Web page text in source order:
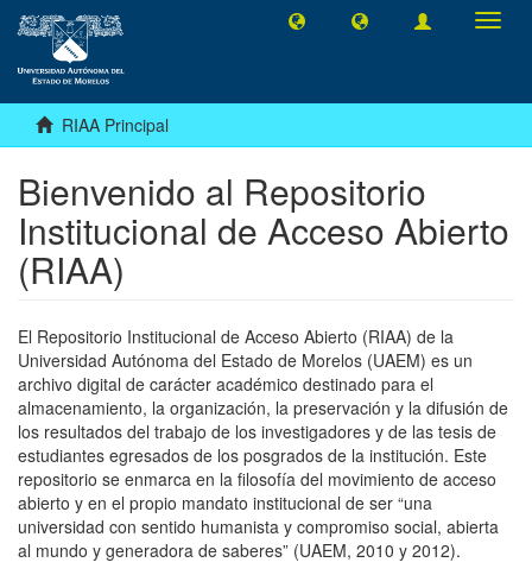
RIAA Principal
Bienvenido al Repositorio
Institucional de Acceso Abierto
(RIAA)
El Repositorio Institucional de Acceso Abierto (RIAA) de la
Universidad Autónoma del Estado de Morelos (UAEM) es un
archivo digital de carácter académico destinado para el
almacenamiento, la organización, la preservación y la difusión de
los resultados del trabajo de los investigadores y de las tesis de
estudiantes egresados de los posgrados de la institución. Este
repositorio se enmarca en la filosofía del movimiento de acceso
abierto y en el propio mandato institucional de ser “una
universidad con sentido humanista y compromiso social, abierta
al mundo y generadora de saberes” (UAEM, 2010 y 2012).